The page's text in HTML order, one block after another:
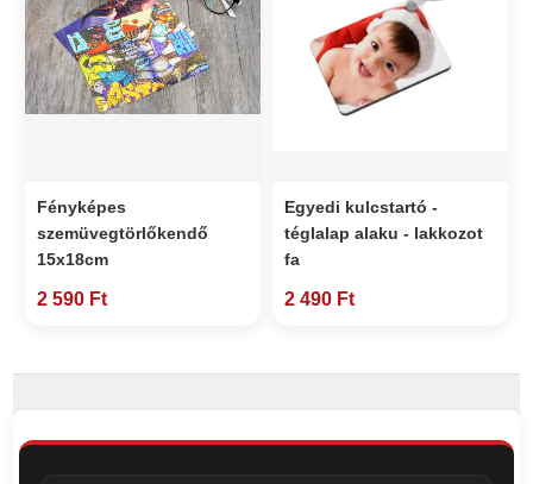
Fényképes
szemüvegtörlőkendő
15x18cm
2 590 Ft
Egyedi kulcstartó -
téglalap alaku - lakkozot
fa
2 490 Ft